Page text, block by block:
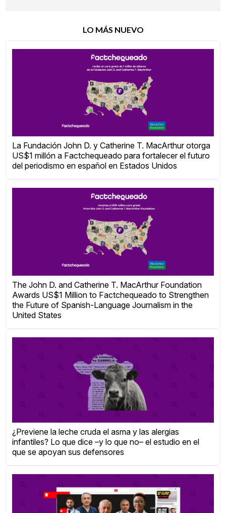
LO MÁS NUEVO
La Fundación John D. y Catherine T. MacArthur otorga
US$1 millón a Factchequeado para fortalecer el futuro
del periodismo en español en Estados Unidos
The John D. and Catherine T. MacArthur Foundation
Awards US$1 Million to Factchequeado to Strengthen
the Future of Spanish-Language Journalism in the
United States
¿Previene la leche cruda el asma y las alergias
infantiles? Lo que dice –y lo que no– el estudio en el
que se apoyan sus defensores